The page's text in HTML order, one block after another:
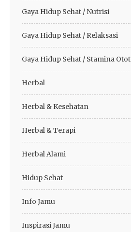
Gaya Hidup Sehat / Nutrisi
Gaya Hidup Sehat / Relaksasi
Gaya Hidup Sehat / Stamina Otot
Herbal
Herbal & Kesehatan
Herbal & Terapi
Herbal Alami
Hidup Sehat
Info Jamu
Inspirasi Jamu